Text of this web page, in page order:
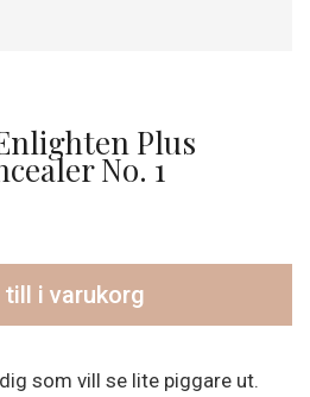
Plus
No. 1
till i varukorg
som vill se lite piggare ut.